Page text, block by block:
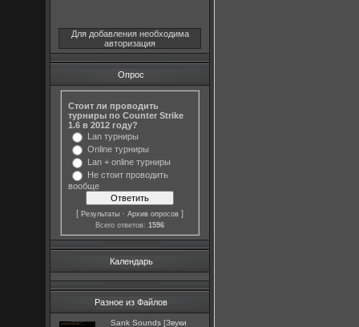
Для добавления необходима
авторизация
Опрос
Стоит ли проводить
турниры по Counter Strike
1.6 в 2012 году?
Lan турниры
Online турниры
Lan + online турниры
Не стоит проводить
вообще
[Результаты ·Архив опросов ]
Всего ответов:1596
Календарь
Разное из Файлов
Sank Sounds [Звуки